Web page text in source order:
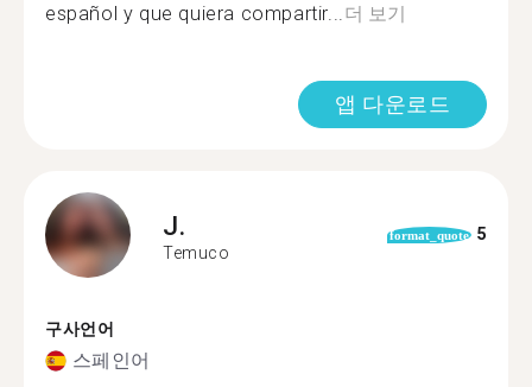
español y que quiera compartir... 더 보기
앱 다운로드
J.
Temuco
format_quote 5
구사언어
스페인어